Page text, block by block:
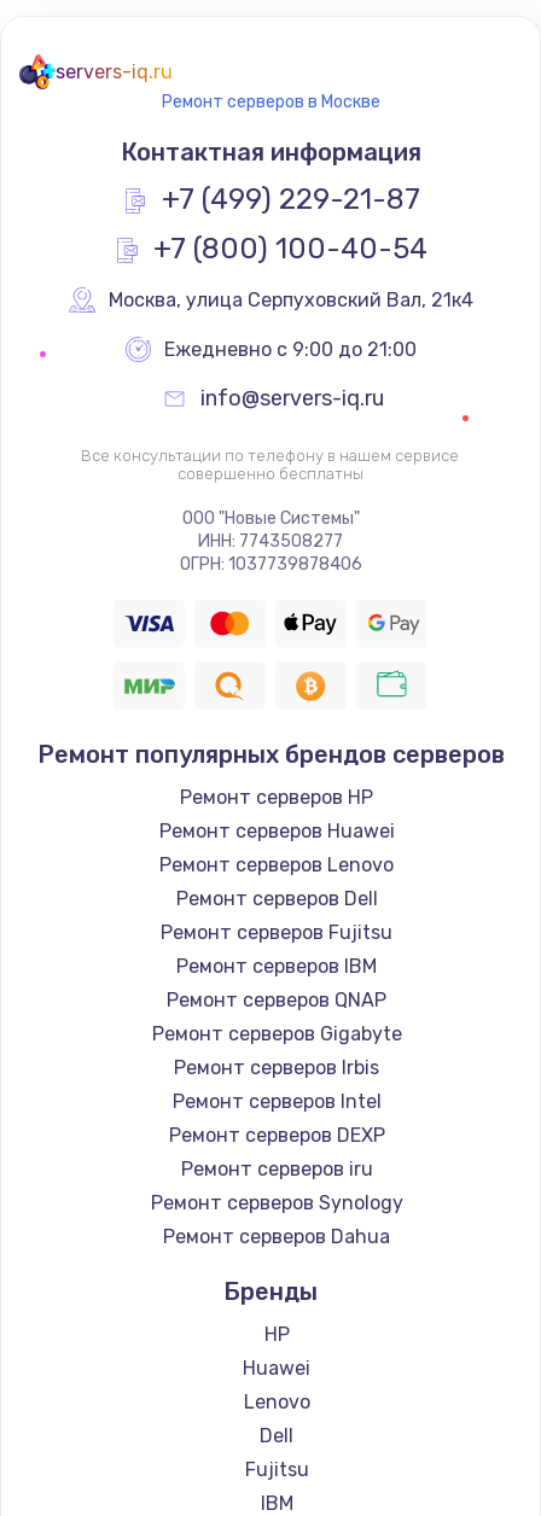
Ремонт разъема питания
745 руб.
Заказать
Замена видеокарты
1600 руб.
Ремонт цепей питания
Заказать
Замена жесткого диска
750 руб.
Заказать
Установка драйверов
725 руб.
Заказать
Замена вебкамеры
1260 руб.
Заказать
Ремонт петель крышки
990 руб.
Заказать
Настройка Wi-Fi
1030 руб.
Заказать
Замена шим-контроллера
Заказать
Замена HDMI
600 руб.
Заказать
servers-iq.ru
Ремонт серверов в Москве
Контактная информация
+7 (499) 229-21-87
+7 (800) 100-40-54
Москва, улица Серпуховский Вал, 21к4
Ежедневно с 9:00 до 21:00
info@servers-iq.ru
Все консультации по телефону в нашем сервисе
совершенно бесплатны
ООО "Новые Системы"
ИНН: 7743508277
ОГРН: 1037739878406
Ремонт популярных брендов серверов
Ремонт серверов HP
Ремонт серверов Huawei
Ремонт серверов Lenovo
Ремонт серверов Dell
Ремонт серверов Fujitsu
Ремонт серверов IBM
Ремонт серверов QNAP
Ремонт серверов Gigabyte
Ремонт серверов Irbis
Ремонт серверов Intel
Ремонт серверов DEXP
Ремонт серверов iru
Ремонт серверов Synology
Ремонт серверов Dahua
Бренды
HP
Huawei
Lenovo
Dell
Fujitsu
IBM